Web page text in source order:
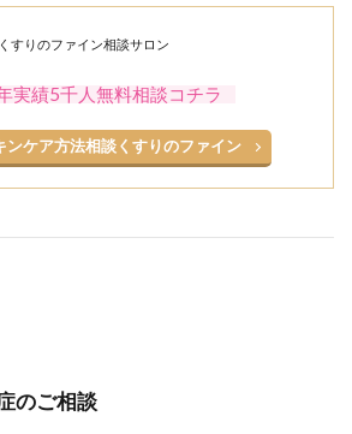
くすりのファイン相談サロン
実績5千人無料相談コチラ
ンケア方法相談くすりのファイン
のご相談